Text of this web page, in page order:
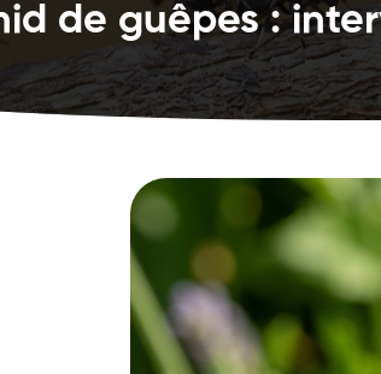
de guêpes :